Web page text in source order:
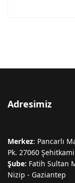
Adresimiz
Merkez: Pancarlı
Pk. 27060
Şube: Fatih Sultan
Nizip - Gaziantep